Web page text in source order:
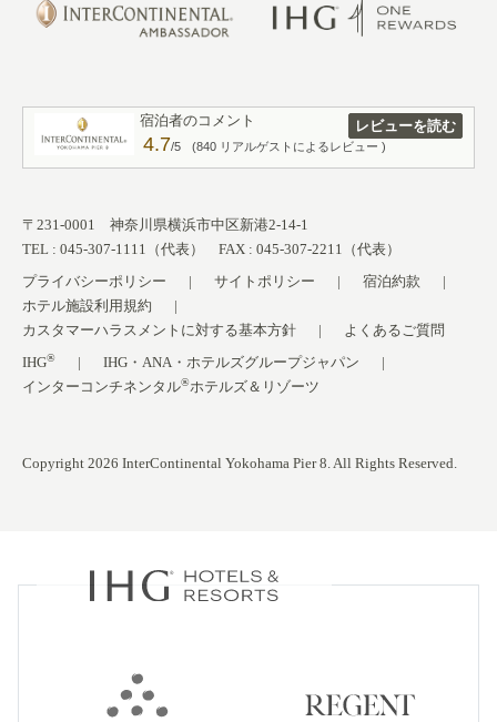
宿泊者のコメント
4.7/5 (840 リアルゲストによるレビュー )
レビューを読む
〒231-0001 神奈川県横浜市中区新港2-14-1
TEL : 045-307-1111（代表） FAX : 045-307-2211（代表）
プライバシーポリシー
サイトポリシー
宿泊約款
ホテル施設利用規約
カスタマーハラスメントに対する基本方針
よくあるご質問
IHG®
IHG・ANA・ホテルズグループジャパン
インターコンチネンタル®ホテルズ＆リゾーツ
Copyright 2026 InterContinental Yokohama Pier 8. All Rights Reserved.